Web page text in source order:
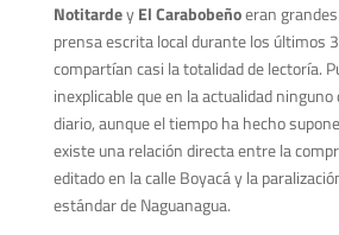
NotitardeyEl Carabobeñoeran
prensa escrita local durante los últimos
compartían casi la totalidad de lectoría.
inexplicable que en la actualidad ninguno
diario, aunque el tiempo ha hecho
existe una relación directa entre la
editado en la calle Boyacá y la
estándar de Naguanagua.